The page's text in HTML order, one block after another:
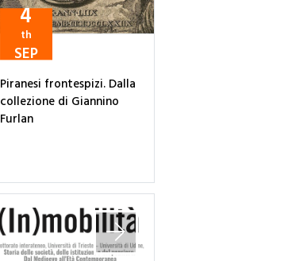
4
th
SEP
Piranesi frontespizi. Dalla
collezione di Giannino
Furlan